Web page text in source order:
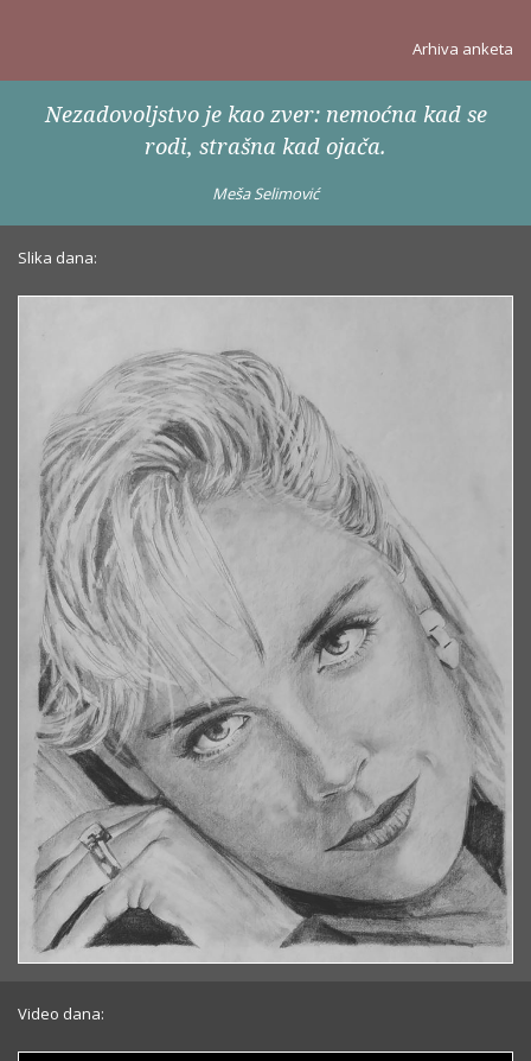
Arhiva anketa
Nezadovoljstvo je kao zver: nemoćna kad se
rodi, strašna kad ojača.
Meša Selimović
Slika dana:
Video dana: